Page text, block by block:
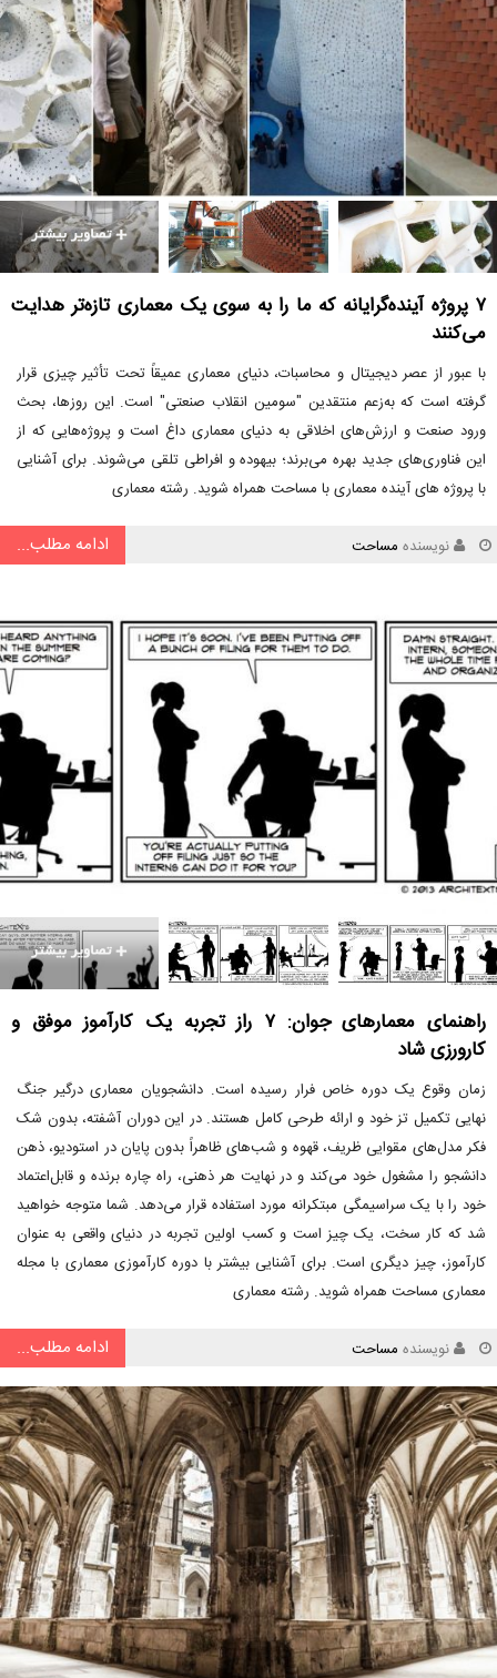
۷ پروژه آینده‌گرایانه که ما را به سوی یک معماری تازه‌تر هدایت
می‌کنند
با عبور از عصر دیجیتال و محاسبات، دنیای معماری عمیقاً تحت تأثیر چیزی قرار
گرفته است که به‌زعم منتقدین "سومین انقلاب صنعتی" است. این روزها، بحث
ورود صنعت و ارزش‌های اخلاقی به دنیای معماری داغ است و پروژه‌هایی که از
این فناوری‌های جدید بهره می‌برند؛ بیهوده و افراطی تلقی می‌شوند. برای آشنایی
با پروژه های آینده معماری با مساحت همراه شوید. رشته معماری
نویسنده مساحت ادامه مطلب...
راهنمای معمارهای جوان: ۷ راز تجربه یک کارآموز موفق و
کارورزی شاد
زمان وقوع یک دوره خاص فرار رسیده است. دانشجویان معماری درگیر جنگ
نهایی تکمیل تز خود و ارائه طرحی کامل هستند. در این دوران آشفته، بدون شک
فکر مدل‌های مقوایی ظریف، قهوه و شب‌های ظاهراً بدون پایان در استودیو، ذهن
دانشجو را مشغول خود می‌کند و در نهایت هر ذهنی، راه چاره برنده و قابل‌اعتماد
خود را با یک سراسیمگی مبتکرانه مورد استفاده قرار می‌دهد. شما متوجه خواهید
شد که کار سخت، یک چیز است و کسب اولین تجربه در دنیای واقعی به عنوان
کارآموز، چیز دیگری است. برای آشنایی بیشتر با دوره کارآموزی معماری با مجله
معماری مساحت همراه شوید. رشته معماری
نویسنده مساحت ادامه مطلب...